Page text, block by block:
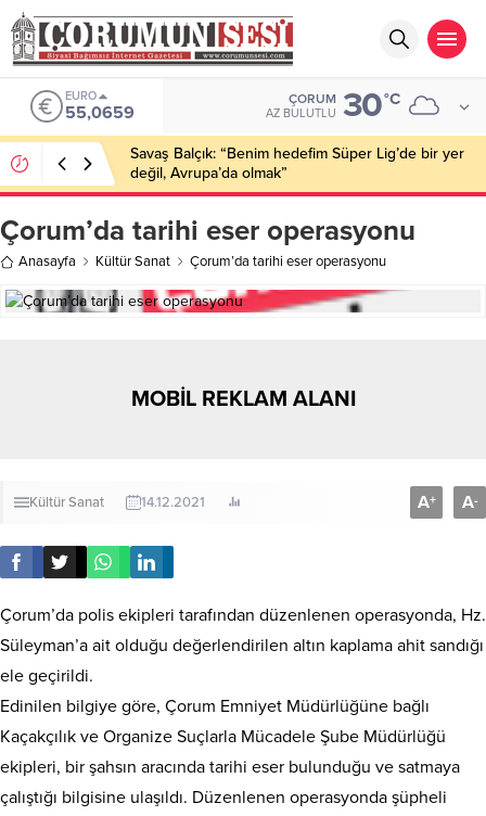
EURO
55,0659
ÇORUM
AZ BULUTLU 30°C
Savaş Balçık: “Benim hedefim Süper Lig’de bir yer
değil, Avrupa’da olmak”
Çorum’da tarihi eser operasyonu
Anasayfa Kültür Sanat Çorum’da tarihi eser operasyonu
MOBİL REKLAM ALANI
Kültür Sanat 14.12.2021 A+ A-
Çorum’da polis ekipleri tarafından düzenlenen operasyonda, Hz.
Süleyman’a ait olduğu değerlendirilen altın kaplama ahit sandığı
ele geçirildi.
Edinilen bilgiye göre, Çorum Emniyet Müdürlüğüne bağlı
Kaçakçılık ve Organize Suçlarla Mücadele Şube Müdürlüğü
ekipleri, bir şahsın aracında tarihi eser bulunduğu ve satmaya
çalıştığı bilgisine ulaşıldı. Düzenlenen operasyonda şüpheli